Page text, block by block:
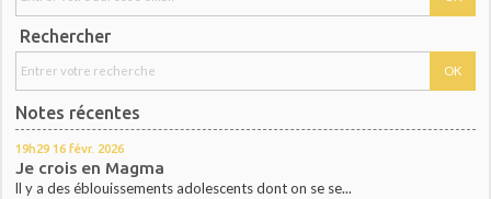
Rechercher
Notes récentes
19h29 16 févr. 2026
Je crois en Magma
ll y a des éblouissements adolescents dont on se se...